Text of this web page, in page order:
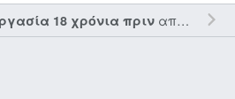
18 χρόνια πριναπό τον την